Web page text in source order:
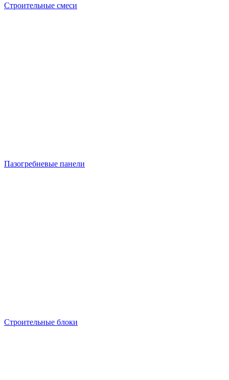
Строительные смеси
Пазогребневые панели
Строительные блоки